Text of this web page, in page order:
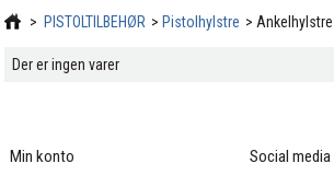
> PISTOLTILBEHØR > Pistolhylstre > Ankelhylstre
Der er ingen varer
Min konto Social media